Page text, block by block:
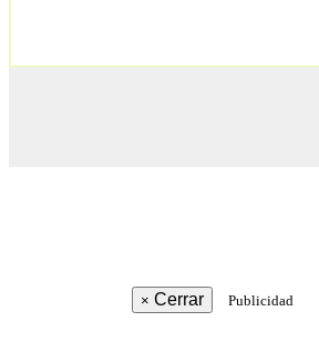
× Cerrar Publicidad